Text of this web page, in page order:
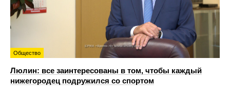
Общество
Люлин: все заинтересованы в том, чтобы каждый
нижегородец подружился со спортом